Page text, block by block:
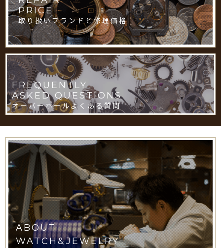
PRICE
取り扱いブランドと修理価格
FREQUENTLY
ASKED QUESTIONS
オーバーホールよくある質問
ABOUT
WATCH&JEWELRY